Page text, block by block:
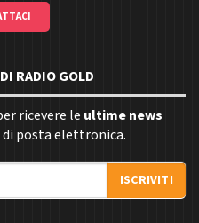
RADIO GOLD
ricevere le ultime news
posta elettronica.
ISCRIVITI